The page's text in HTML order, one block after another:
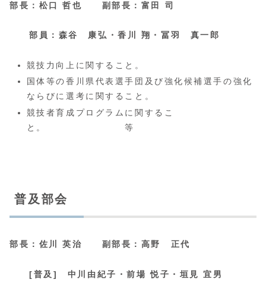
部長：松口 哲也 副部長：富田 司
部員：森谷 康弘・香川 翔・ 冨羽 真一郎
競技力向上に関すること。
国体等の香川県代表選手団及び強化候補選手の強化
ならびに選考に関すること。
競技者育成プログラムに関するこ
と。 等
普及部会
部長：佐川 英治 副部長：高野 正代
[普及] 中川由紀子・前場 悦子 ・垣見 宜男